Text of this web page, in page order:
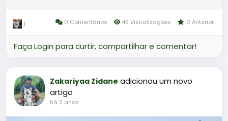
1 0 Comentários 4K Visualizações 0 Anterior
Faça Login para curtir, compartilhar e comentar!
Zakariyaa Zidane adicionou um novo
artigo
há 2 anos